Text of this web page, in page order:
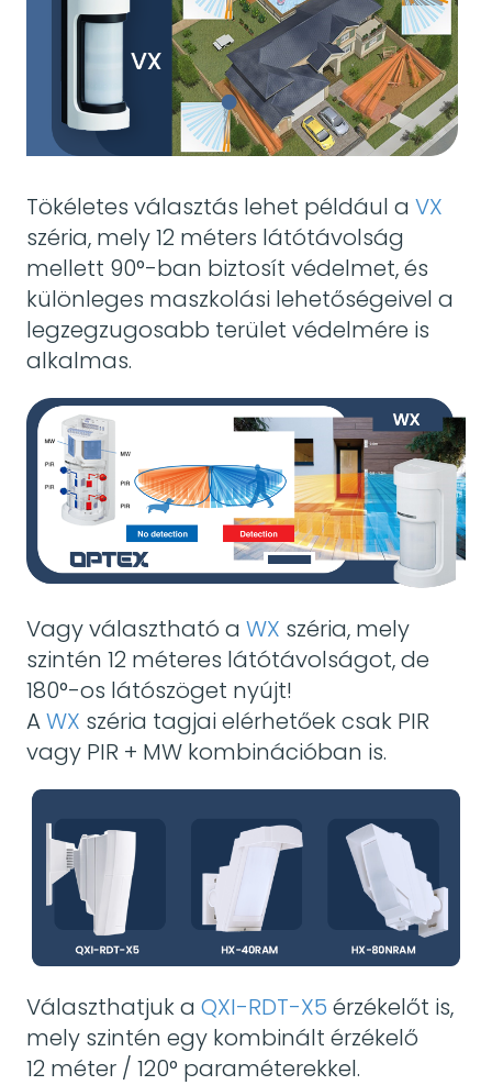
Tökéletes választás lehet például a VX
széria, mely 12 méters látótávolság
mellett 90°-ban biztosít védelmet, és
különleges maszkolási lehetőségeivel a
legzegzugosabb terület védelmére is
alkalmas.
Vagy választható a WX széria, mely
szintén 12 méteres látótávolságot, de
180°-os látószöget nyújt!
AWX széria tagjai elérhetőek csak PIR
vagy PIR + MW kombinációban is.
Választhatjuk a QXI-RDT-X5 érzékelőt is,
mely szintén egy kombinált érzékelő
12 méter / 120° paraméterekkel.